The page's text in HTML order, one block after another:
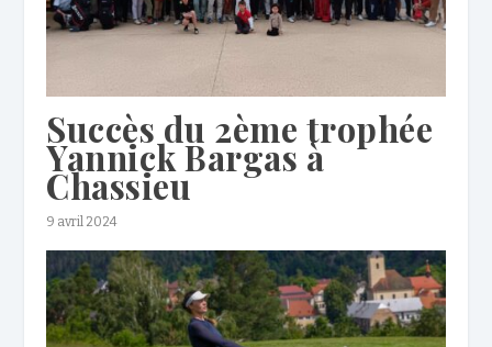
Succès du 2ème trophée
Yannick Bargas à
Chassieu
9 avril 2024